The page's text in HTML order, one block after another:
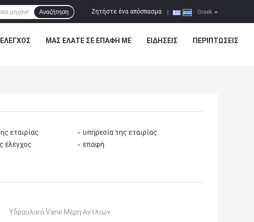
Greek
Ζητήστε ένα απόσπασμα
Αναζήτηση
ΜΑΣ ΕΛΆΤΕ ΣΕ ΕΠΑΦΉ ΜΕ ΕΙΔΉΣΕΙΣ ΠΕΡΙΠΤΏΣΕΙΣ
εταιρίας
υπηρεσία της εταιρίας
έλεγχος επαφή
Υδραυλικά Vane Μέρη Αντλιών